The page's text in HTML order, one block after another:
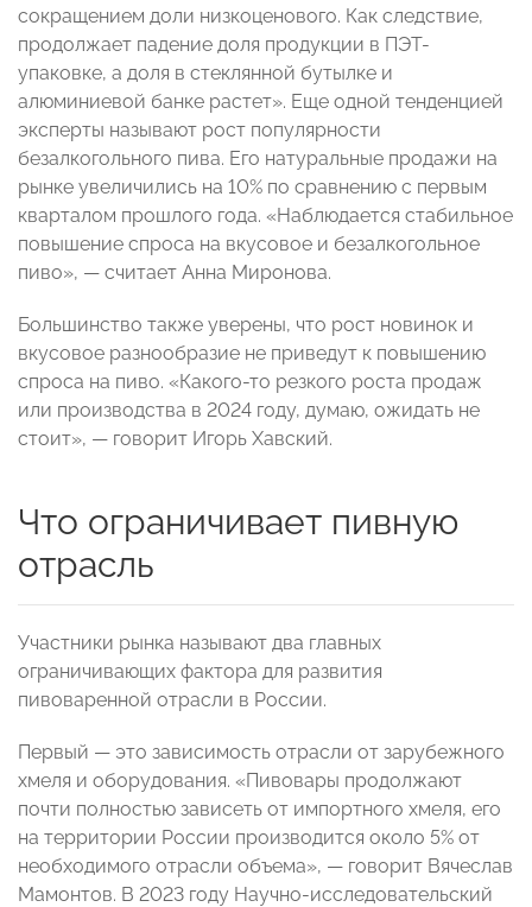
сокращением доли низкоценового. Как следствие,
продолжает падение доля продукции в ПЭТ-
упаковке, а доля в стеклянной бутылке и
алюминиевой банке растет». Еще одной тенденцией
эксперты называют рост популярности
безалкогольного пива. Его натуральные продажи на
рынке увеличились на 10% по сравнению с первым
кварталом прошлого года. «Наблюдается стабильное
повышение спроса на вкусовое и безалкогольное
пиво», — считает Анна Миронова.
Большинство также уверены, что рост новинок и
вкусовое разнообразие не приведут к повышению
спроса на пиво. «Какого-то резкого роста продаж
или производства в 2024 году, думаю, ожидать не
стоит», — говорит Игорь Хавский.
Что ограничивает пивную
отрасль
Участники рынка называют два главных
ограничивающих фактора для развития
пивоваренной отрасли в России.
Первый — это зависимость отрасли от зарубежного
хмеля и оборудования. «Пивовары продолжают
почти полностью зависеть от импортного хмеля, его
на территории России производится около 5% от
необходимого отрасли объема», — говорит Вячеслав
Мамонтов. В 2023 году Научно-исследовательский